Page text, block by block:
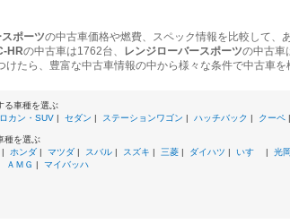
ポーツの中古車価格や燃費、スペック情報を比較して、
HRの中古車は1762台、 レンジローバースポーツの中古車
けたら、豊富な中古車情報の中から様々な条件で中古車
る車種を選ぶ
カン・SUV | セダン | ステーションワゴン | ハッチバック | クーペ |
種を選ぶ
| ホンダ | マツダ | スバル | スズキ | 三菱 | ダイハツ | いすゞ | 光
ＡＭＧ | マイバッハ